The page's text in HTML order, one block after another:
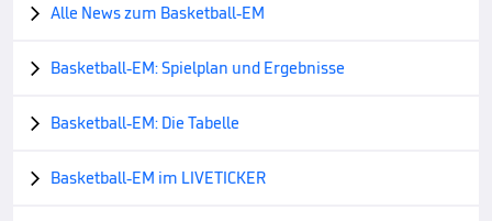
 Alle News zum Basketball-EM
 Basketball-EM: Spielplan und Ergebnisse
 Basketball-EM: Die Tabelle
 Basketball-EM im LIVETICKER